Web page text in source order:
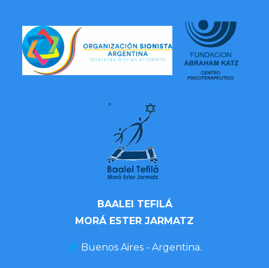
BAALEI TEFILÁ
MORÁ ESTER JARMATZ
Buenos Aires - Argentina.